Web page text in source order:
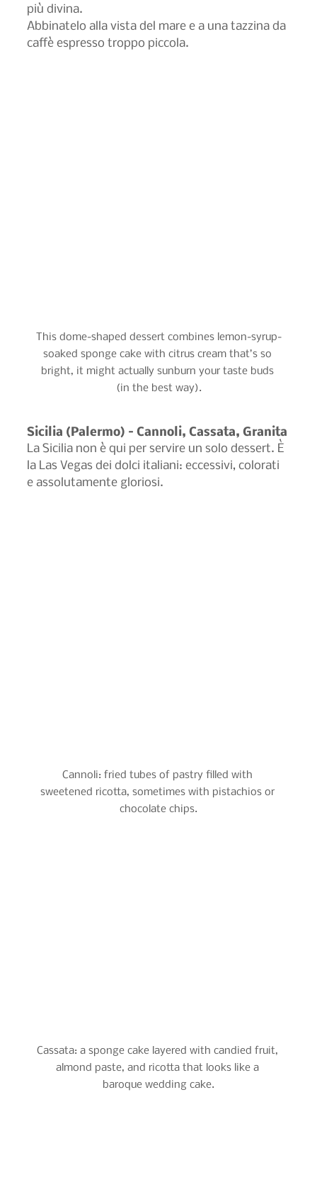
più divina.
Abbinatelo alla vista del mare e a una tazzina da
caffè espresso troppo piccola.
This dome-shaped dessert combines lemon-syrup-
soaked sponge cake with citrus cream that’s so
bright, it might actually sunburn your taste buds
(in the best way).
Sicilia (Palermo) – Cannoli, Cassata, Granita
La Sicilia non è qui per servire un solo dessert. È
la Las Vegas dei dolci italiani: eccessivi, colorati
e assolutamente gloriosi.
Cannoli: fried tubes of pastry filled with
sweetened ricotta, sometimes with pistachios or
chocolate chips.
Cassata: a sponge cake layered with candied fruit,
almond paste, and ricotta that looks like a
baroque wedding cake.